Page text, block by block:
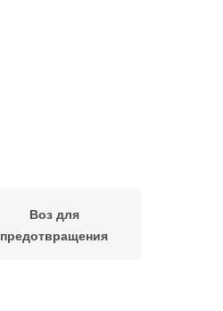
Воз для
предотвращения